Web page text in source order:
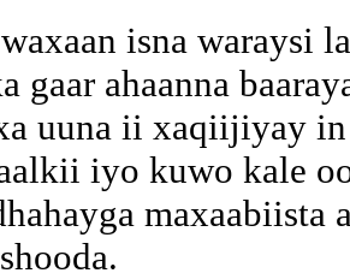
isna waraysi
gaar ahaanna
uuna ii xaqiijiyay
iyo kuwo kale
maxaabiista